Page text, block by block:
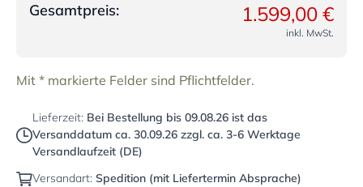
Gesamtpreis:
1.599,00 €
inkl. MwSt.
Mit * markierte Felder sind Pflichtfelder.
Lieferzeit: Bei Bestellung bis 09.08.26 ist das
Versanddatum ca. 30.09.26 zzgl. ca. 3-6 Werktage
Versandlaufzeit (DE)
Versandart: Spedition (mit Liefertermin Absprache)